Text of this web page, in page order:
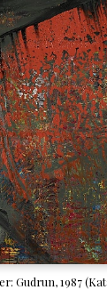
Gudrun, 1987